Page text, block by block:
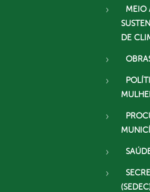
MEIO
DE